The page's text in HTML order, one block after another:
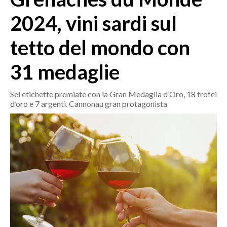
MEDIO CAMPIDANO
ORISTANO E PROVINCIA
SASSARI E PROVINCIA
GALLURA
NUORO E PROVINCIA
OGLIASTRA
AGENDA
CRONACA
ITALIA
MONDO
POLITICA
ECONOMIA
SERVIZI ALLE IMPRESE
2024, vini sardi sul
tetto del mondo con
31 medaglie
Sei etichette premiate con la Gran Medaglia d’Oro, 18 trofei
d’oro e 7 argenti. Cannonau gran protagonista